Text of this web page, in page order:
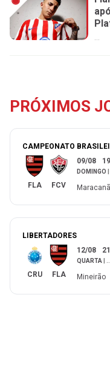
...
PRÓXIMOS
CAMPEONATO
FLA FCV
09/08
DOMINGO
Maracanã
LIBERTADORES
CRU FLA
12/08
QUARTA
Mineirão